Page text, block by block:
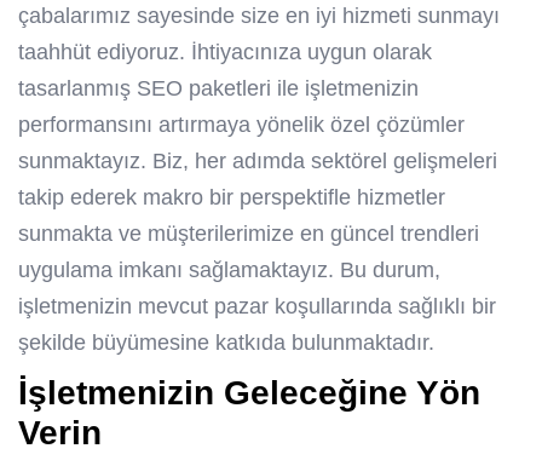
çabalarımız sayesinde size en iyi hizmeti sunmayı
taahhüt ediyoruz. İhtiyacınıza uygun olarak
tasarlanmış SEO paketleri ile işletmenizin
performansını artırmaya yönelik özel çözümler
sunmaktayız. Biz, her adımda sektörel gelişmeleri
takip ederek makro bir perspektifle hizmetler
sunmakta ve müşterilerimize en güncel trendleri
uygulama imkanı sağlamaktayız. Bu durum,
işletmenizin mevcut pazar koşullarında sağlıklı bir
şekilde büyümesine katkıda bulunmaktadır.
İşletmenizin Geleceğine Yön
Verin